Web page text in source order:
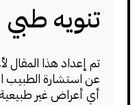
تنويه طبي
تم إعداد هذا المقال
عن استشارة الطبيب
أي أعراض غير